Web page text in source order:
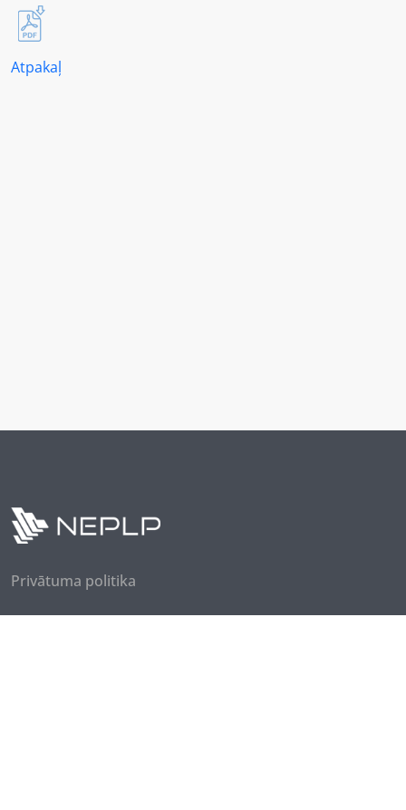
Atpakaļ
Privātuma politika